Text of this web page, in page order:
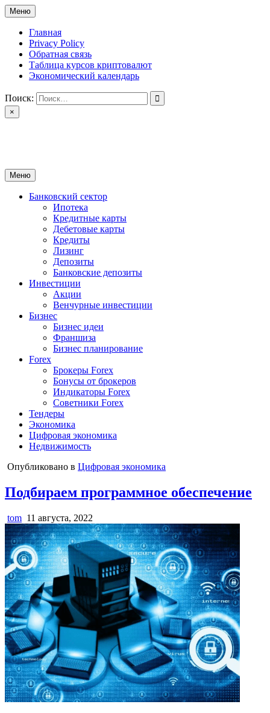
Перейти
к
содержимому
Меню
Главная
Privacy Policy
Обратная связь
Таблица курсов криптовалют
Экономический календарь
Поиск:
×
Меню
Банковский сектор
Ипотека
Кредитные карты
Дебетовые карты
Кредиты
Лизинг
Депозиты
Банковские депозиты
Инвестиции
Акции
Венчурные инвестиции
Бизнес
Бизнес идеи
Франшиза
Бизнес планирование
Forex
Брокеры Forex
Бонусы от брокеров
Индикаторы Forex
Советники Forex
Тендеры
Экономика
Цифровая экономика
Недвижимость
Опубликовано в Цифровая экономика
Подбираем программное обеспечение
tom 11 августа, 2022